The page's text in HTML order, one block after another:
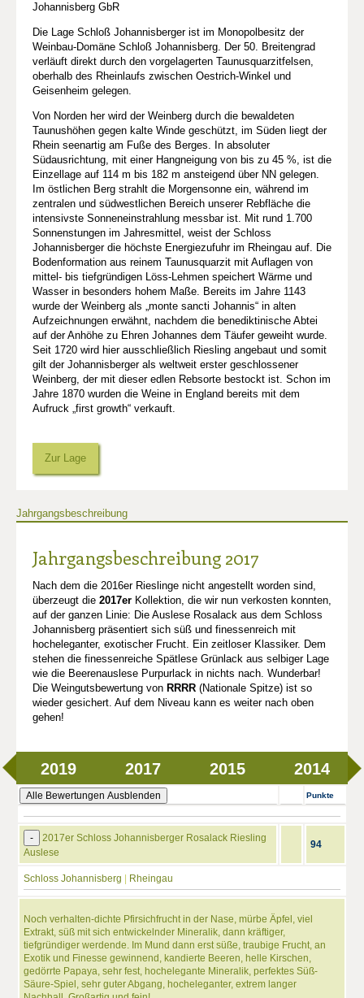
Johannisberg GbR
Die Lage Schloß Johannisberger ist im Monopolbesitz der
Weinbau-Domäne Schloß Johannisberg. Der 50. Breitengrad
verläuft direkt durch den vorgelagerten Taunusquarzitfelsen,
oberhalb des Rheinlaufs zwischen Oestrich-Winkel und
Geisenheim gelegen.
Von Norden her wird der Weinberg durch die bewaldeten
Taunushöhen gegen kalte Winde geschützt, im Süden liegt der
Rhein seenartig am Fuße des Berges. In absoluter
Südausrichtung, mit einer Hangneigung von bis zu 45 %, ist die
Einzellage auf 114 m bis 182 m ansteigend über NN gelegen.
Im östlichen Berg strahlt die Morgensonne ein, während im
zentralen und südwestlichen Bereich unserer Rebfläche die
intensivste Sonneneinstrahlung messbar ist. Mit rund 1.700
Sonnenstungen im Jahresmittel, weist der Schloss
Johannisberger die höchste Energiezufuhr im Rheingau auf. Die
Bodenformation aus reinem Taunusquarzit mit Auflagen von
mittel- bis tiefgründigen Löss-Lehmen speichert Wärme und
Wasser in besonders hohem Maße. Bereits im Jahre 1143
wurde der Weinberg als „monte sancti Johannis“ in alten
Aufzeichnungen erwähnt, nachdem die benediktinische Abtei
auf der Anhöhe zu Ehren Johannes dem Täufer geweiht wurde.
Seit 1720 wird hier ausschließlich Riesling angebaut und somit
gilt der Johannisberger als weltweit erster geschlossener
Weinberg, der mit dieser edlen Rebsorte bestockt ist. Schon im
Jahre 1870 wurden die Weine in England bereits mit dem
Aufruck „first growth“ verkauft.
Zur Lage
Jahrgangsbeschreibung
Jahrgangsbeschreibung 2017
Nach dem die 2016er Rieslinge nicht angestellt worden sind,
überzeugt die 2017er Kollektion, die wir nun verkosten konnten,
auf der ganzen Linie: Die Auslese Rosalack aus dem Schloss
Johannisberg präsentiert sich süß und finessenreich mit
hocheleganter, exotischer Frucht. Ein zeitloser Klassiker. Dem
stehen die finessenreiche Spätlese Grünlack aus selbiger Lage
wie die Beerenauslese Purpurlack in nichts nach. Wunderbar!
Die Weingutsbewertung von RRRR (Nationale Spitze) ist so
wieder gesichert. Auf dem Niveau kann es weiter nach oben
gehen!
2019 2017 2015 2014
Alle Bewertungen Ausblenden Punkte
-
2017er Schloss Johannisberger Rosalack Riesling
Auslese
94
Schloss Johannisberg Rheingau
Noch verhalten-dichte Pfirsichfrucht in der Nase, mürbe Äpfel, viel
Extrakt, süß mit sich entwickelnder Mineralik, dann kräftiger,
tiefgründiger werdende. Im Mund dann erst süße, traubige Frucht, an
Exotik und Finesse gewinnend, kandierte Beeren, helle Kirschen,
gedörrte Papaya, sehr fest, hochelegante Mineralik, perfektes Süß-
Säure-Spiel, sehr guter Abgang, hocheleganter, extrem langer